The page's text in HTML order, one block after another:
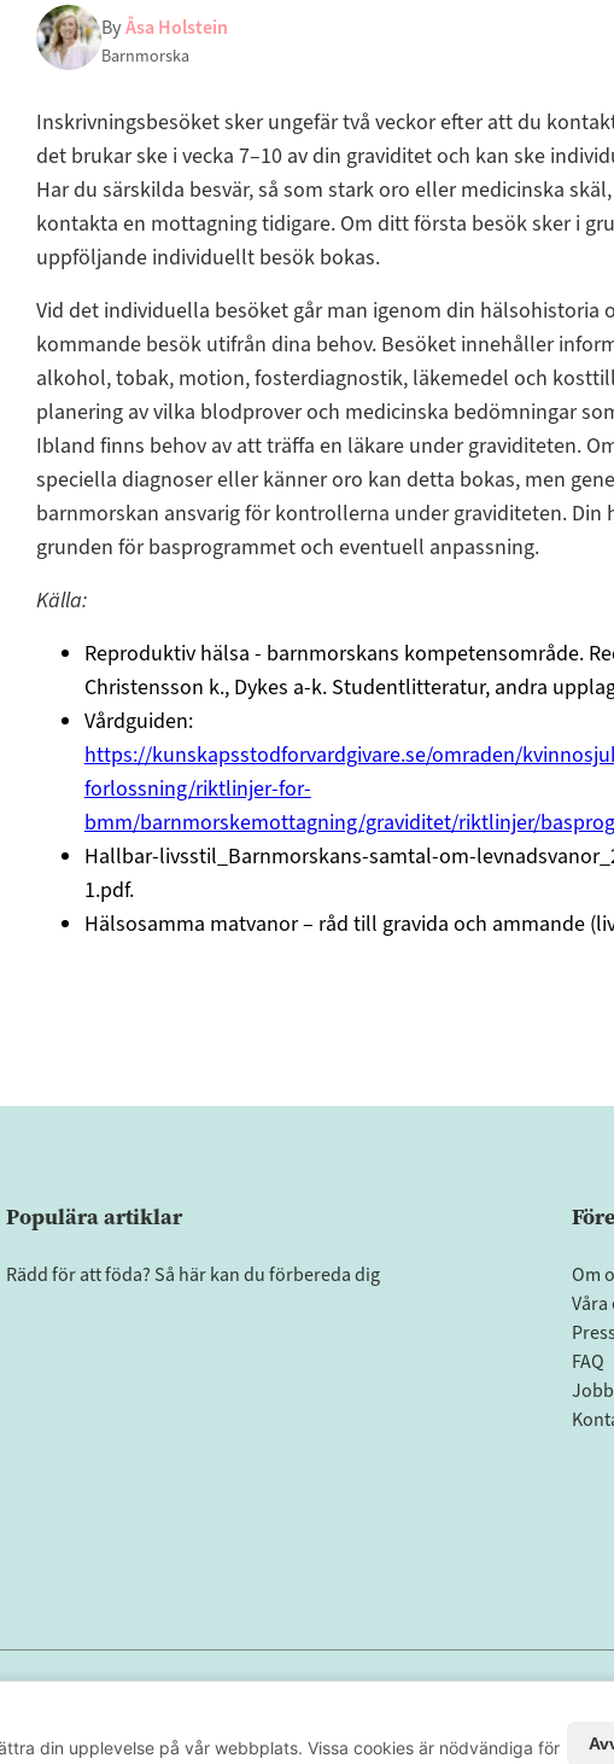
ByÅsa Holstein
Barnmorska
Inskrivningsbesöket sker ungefär två veckor efter att du
det brukar ske i vecka 7–10 av din graviditet och kan ske
Har du särskilda besvär, så som stark oro eller medicinska
kontakta en mottagning tidigare. Om ditt första besök sker i
uppföljande individuellt besök bokas.
Vid det individuella besöket går man igenom din hälsohistoria
kommande besök utifrån dina behov. Besöket innehåller
alkohol, tobak, motion, fosterdiagnostik, läkemedel och
planering av vilka blodprover och medicinska bedömningar
Ibland finns behov av att träffa en läkare under graviditeten.
speciella diagnoser eller känner oro kan detta bokas, men
barnmorskan ansvarig för kontrollerna under graviditeten. Din
grunden för basprogrammet och eventuell anpassning.
Källa:
Reproduktiv hälsa - barnmorskans kompetensområde.
Christensson k., Dykes a-k. Studentlitteratur, andra
Vårdguiden:
https://kunskapsstodforvardgivare.se/omraden/
forlossning/riktlinjer-for-
bmm/barnmorskemottagning/graviditet/riktlinjer/
Hallbar-livsstil_Barnmorskans-samtal-om-
1.pdf.
Hälsosamma matvanor – råd till gravida och ammande
Populära artiklar
Rädd för att föda? Så här kan du förbereda dig
Om
Press
FAQ